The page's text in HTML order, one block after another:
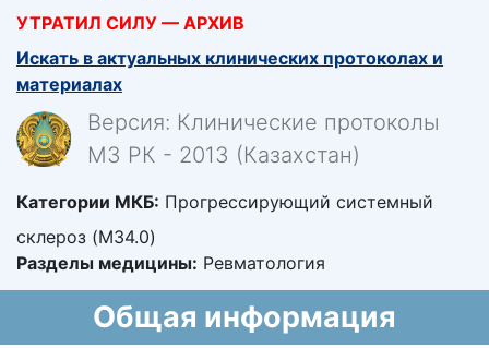
УТРАТИЛ СИЛУ — АРХИВ
Искать в актуальных клинических протоколах и
материалах
Версия: Клинические протоколы
МЗ РК - 2013 (Казахстан)
Категории МКБ: Прогрессирующий системный
склероз (M34.0)
Разделы медицины: Ревматология
Общая информация